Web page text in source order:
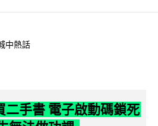
中熱話
二手書 電子啟動碼鎖死